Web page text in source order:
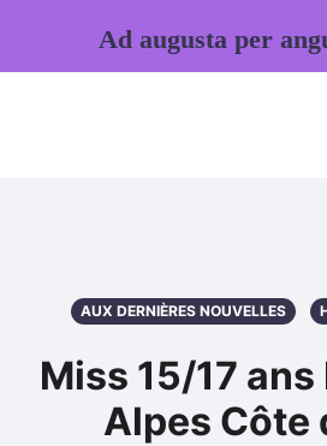
AUX DERNIÈRES NOUVELLES
Miss 15/17
Alpes Côte
Ad augusta per